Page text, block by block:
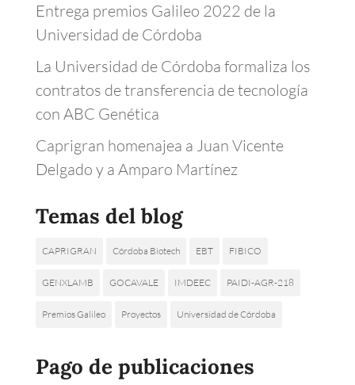
Entrega premios Galileo 2022 de la
Universidad de Córdoba
La Universidad de Córdoba formaliza los
contratos de transferencia de tecnología
con ABC Genética
Caprigran homenajea a Juan Vicente
Delgado y a Amparo Martínez
Temas del blog
CAPRIGRAN Córdoba Biotech EBT FIBICO
GENXLAMB GOCAVALE IMDEEC PAIDI-AGR-218
Premios Galileo Proyectos Universidad de Córdoba
Pago de publicaciones